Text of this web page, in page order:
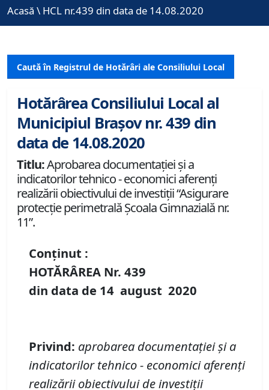
Acasă \ HCL nr.439 din data de 14.08.2020
Caută în Registrul de Hotărâri ale Consiliului Local
Hotărârea Consiliului Local al
Municipiul Brașov nr. 439 din
data de 14.08.2020
Titlu:Aprobarea documentației și a
indicatorilor tehnico - economici aferenți
realizării obiectivului de investiții “Asigurare
protecţie perimetrală Școala Gimnazială nr.
11”.
Conținut :
HOTĂRÂREA Nr. 439
din data de 14 august 2020
Privind: aprobarea documentației și a
indicatorilor tehnico- economiciaferenți
realizăriiobiectivuluide investiții